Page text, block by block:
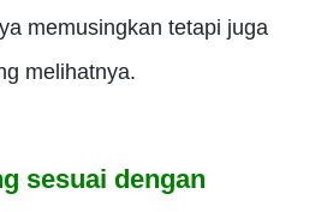
memusingkan tetapi juga
melihatnya.
sesuai dengan